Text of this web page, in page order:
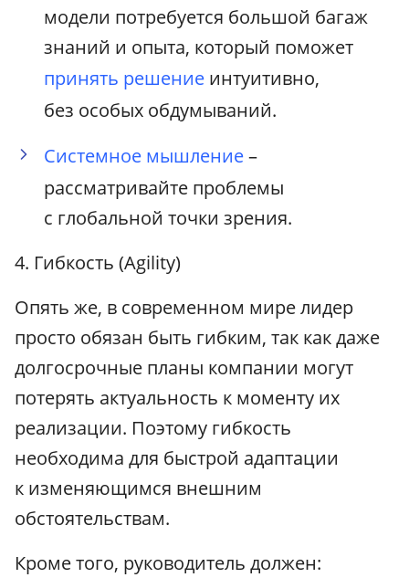
модели потребуется большой багаж
знаний и опыта, который поможет
принять решение интуитивно,
без особых обдумываний.
Системное мышление–
рассматривайте проблемы
с глобальной точки зрения.
4. Гибкость (Agility)
Опять же, в современном мире лидер
просто обязан быть гибким, так как даже
долгосрочные планы компании могут
потерять актуальность к моменту их
реализации. Поэтому гибкость
необходима для быстрой адаптации
к изменяющимся внешним
обстоятельствам.
Кроме того, руководитель должен: